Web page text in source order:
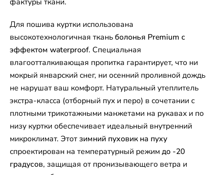
Для пошива куртки использована
высокотехнологичная тканьболонья Premium с
эффектом waterproof. Специальная
влагоотталкивающая пропитка гарантирует, что ни
мокрый январский снег, ни осенний проливной дождь
не нарушат ваш комфорт. Натуральный утеплитель
экстра-класса (отборный пух и перо) в сочетании с
плотными трикотажными манжетами на рукавах и по
низу куртки обеспечивает идеальный внутренний
микроклимат. Этотзимний пуховик на пуху
спроектирован на температурный режимдо -20
градусов, защищая от пронизывающего ветра и